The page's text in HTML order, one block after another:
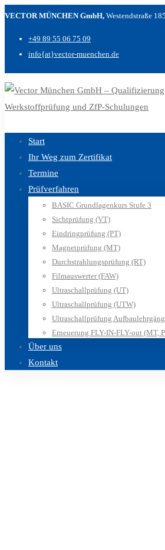
VECTOR MÜNCHEN GmbH, Westendstraße
+49 89 55 06 75 09
info{at}vector-muenchen.de
Start
Ihr Weg zum Zertifikat
Termine
Prüfverfahren
BASIC Grundlagenkurs Stufe 3
Sichtprüfung (VT)
Eindringprüfung (PT)
Magnetprüfung (MT)
Durchstrahlungsprüfung (RT)
Filmauswerter (FAW)
Ultraschallprüfung (UT)
Ultraschallprüfung (UTW)
Ultraschallprüfung
Erneuerung FLY-IN-FLY-out (MT,
Über uns
Kontakt